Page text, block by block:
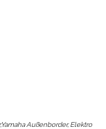
Außenborder, Elektro